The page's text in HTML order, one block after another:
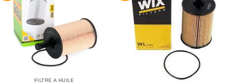
FILTRE À HUILE